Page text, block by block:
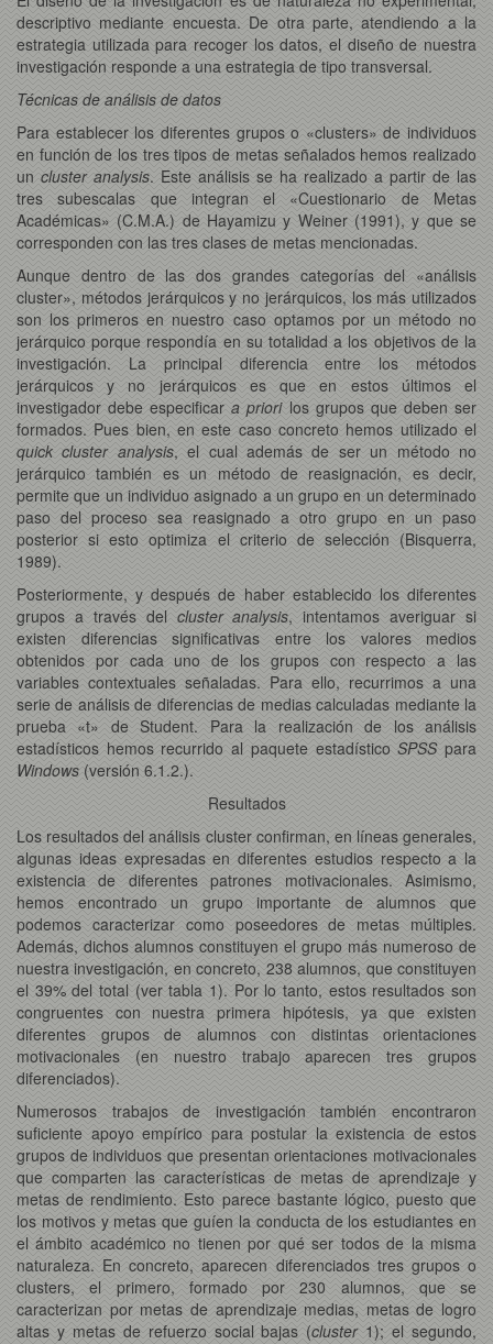
descriptivo mediante encuesta. De otra parte, atendiendo a la
estrategia utilizada para recoger los datos, el diseño de nuestra
investigación responde a una estrategia de tipo transversal.
Técnicas de análisis de datos
Para establecer los diferentes grupos o «clusters» de individuos
en función de los tres tipos de metas señalados hemos realizado
un cluster analysis. Este análisis se ha realizado a partir de las
tres subescalas que integran el «Cuestionario de Metas
Académicas» (C.M.A.) de Hayamizu y Weiner (1991), y que se
corresponden con las tres clases de metas mencionadas.
Aunque dentro de las dos grandes categorías del «análisis
cluster», métodos jerárquicos y no jerárquicos, los más utilizados
son los primeros en nuestro caso optamos por un método no
jerárquico porque respondía en su totalidad a los objetivos de la
investigación. La principal diferencia entre los métodos
jerárquicos y no jerárquicos es que en estos últimos el
investigador debe especificara priorilos grupos que deben ser
formados. Pues bien, en este caso concreto hemos utilizado el
quick cluster analysis, el cual además de ser un método no
jerárquico también es un método de reasignación, es decir,
permite que un individuo asignado a un grupo en un determinado
paso del proceso sea reasignado a otro grupo en un paso
posterior si esto optimiza el criterio de selección (Bisquerra,
1989).
Posteriormente, y después de haber establecido los diferentes
grupos a través del cluster analysis, intentamos averiguar si
existen diferencias significativas entre los valores medios
obtenidos por cada uno de los grupos con respecto a las
variables contextuales señaladas. Para ello, recurrimos a una
serie de análisis de diferencias de medias calculadas mediante la
prueba «t» de Student. Para la realización de los análisis
estadísticos hemos recurrido al paquete estadísticoSPSSpara
Windows (versión 6.1.2.).
Resultados
Los resultados del análisis cluster confirman, en líneas generales,
algunas ideas expresadas en diferentes estudios respecto a la
existencia de diferentes patrones motivacionales. Asimismo,
hemos encontrado un grupo importante de alumnos que
podemos caracterizar como poseedores de metas múltiples.
Además, dichos alumnos constituyen el grupo más numeroso de
nuestra investigación, en concreto, 238 alumnos, que constituyen
el 39% del total (ver tabla 1). Por lo tanto, estos resultados son
congruentes con nuestra primera hipótesis, ya que existen
diferentes grupos de alumnos con distintas orientaciones
motivacionales (en nuestro trabajo aparecen tres grupos
diferenciados).
Numerosos trabajos de investigación también encontraron
suficiente apoyo empírico para postular la existencia de estos
grupos de individuos que presentan orientaciones motivacionales
que comparten las características de metas de aprendizaje y
metas de rendimiento. Esto parece bastante lógico, puesto que
los motivos y metas que guíen la conducta de los estudiantes en
el ámbito académico no tienen por qué ser todos de la misma
naturaleza. En concreto, aparecen diferenciados tres grupos o
clusters, el primero, formado por 230 alumnos, que se
caracterizan por metas de aprendizaje medias, metas de logro
altas y metas de refuerzo social bajas (cluster 1); el segundo,